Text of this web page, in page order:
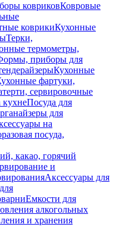
ковриковКовровые
коврикиКухонные
Терки,
термометры,
приборы для
Кухонные
фартуки,
сервировочные
кухнеПосуда для
для
на
посуда,
какао, горячий
и
Аксессуары для
Емкости для
алкогольных
и хранения